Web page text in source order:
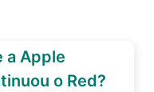
a Apple
o Red?